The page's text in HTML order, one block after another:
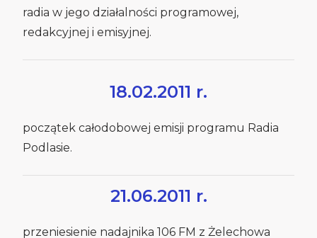
radia w jego działalności programowej,
redakcyjnej i emisyjnej.
18.02.2011 r.
początek całodobowej emisji programu Radia
Podlasie.
21.06.2011 r.
przeniesienie nadajnika 106 FM z Żelechowa